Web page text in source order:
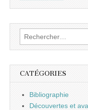
Rechercher :
CATÉGORIES
Bibliographie
Découvertes et